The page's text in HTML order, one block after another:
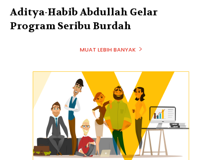
Aditya-Habib Abdullah Gelar
Program Seribu Burdah
MUAT LEBIH BANYAK